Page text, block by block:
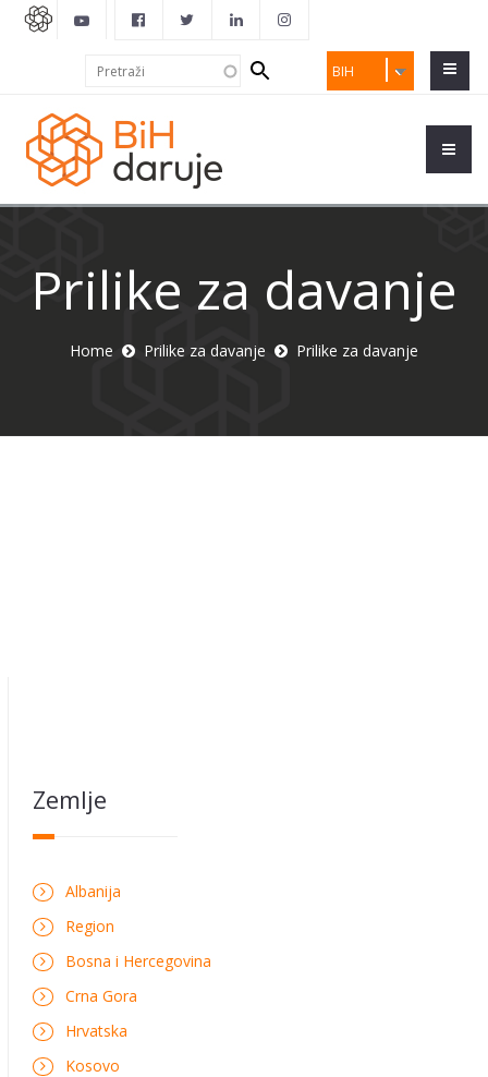
BIH
Search
form
Prilike za davanje
Home Prilike za davanje Prilike za davanje
Zemlje
Albanija
Region
Bosna i Hercegovina
Crna Gora
Hrvatska
Kosovo